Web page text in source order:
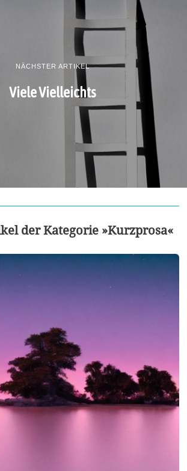
NÄCHSTER ARTIKEL
Viele Vielleichts
der Kategorie »Kurzprosa«